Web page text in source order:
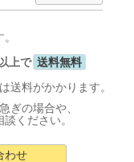
上で 送料無料
送料がかかります。
ぎの場合や、
ください。
わせ